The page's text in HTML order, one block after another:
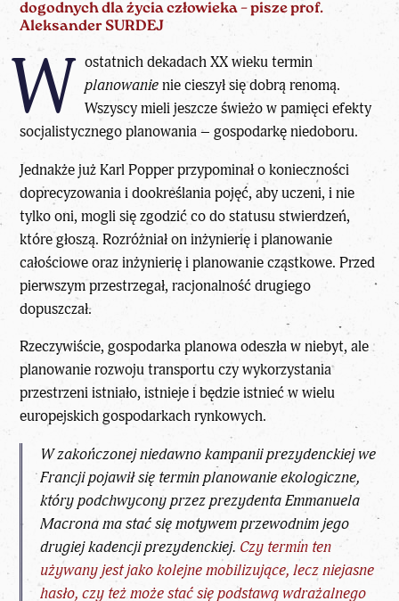
dogodnych dla życia człowieka – piszeprof.
Aleksander SURDEJ
W ostatnich dekadach XX wieku termin
planowanienie cieszył się dobrą renomą.
Wszyscy mieli jeszcze świeżo w pamięci efekty
socjalistycznego planowania – gospodarkę niedoboru.
Jednakże już Karl Popper przypominał o konieczności
doprecyzowania i dookreślania pojęć, aby uczeni, i nie
tylko oni, mogli się zgodzić co do statusu stwierdzeń,
które głoszą. Rozróżniał on inżynierię i planowanie
całościowe oraz inżynierię i planowanie cząstkowe. Przed
pierwszym przestrzegał, racjonalność drugiego
dopuszczał.
Rzeczywiście, gospodarka planowa odeszła w niebyt, ale
planowanie rozwoju transportu czy wykorzystania
przestrzeni istniało, istnieje i będzie istnieć w wielu
europejskich gospodarkach rynkowych.
W zakończonej niedawnokampanii prezydenckiej we
Francjipojawił się terminplanowanie ekologiczne,
który podchwycony przezprezydenta Emmanuela
Macronama stać się motywem przewodnim jego
drugiej kadencji prezydenckiej. Czy termin ten
używany jest jako kolejne mobilizujące, lecz niejasne
hasło, czy też może stać się podstawą wdrażalnego